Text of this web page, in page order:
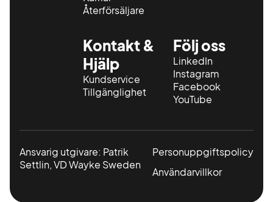
Återförsäljare
Kontakt &
Hjälp
Kundservice
Tillgänglighet
Följ oss
LinkedIn
Instagram
Facebook
YouTube
Ansvarig utgivare: Patrik
Settlin, VD Wayke Sweden
Personuppgiftspolicy
Användarvillkor